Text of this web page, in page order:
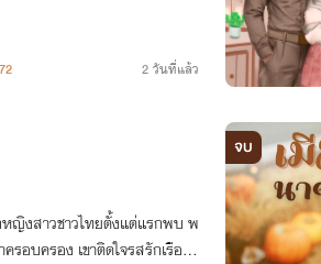
72 2 วันที่แล้ว
ญิงสาวชาวไทยตั้งแต่แรกพบ พ
รอบครอง เขาติดใจรสรักเรือน
จบ